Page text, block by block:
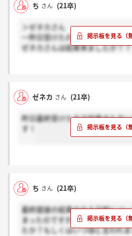
ち さん (21卒)
＞ゼネカさん
一昨日受けたのですがまだ来ませ
ゼネカさんは結果来ましたか？？
ゼネカ さん (21卒)
昨日最終受けた方で結果きた方
す！
ち さん (21卒)
最終面接の結果の出る日程につ
まったのですが、だいたい皆さ
たか？もしくはいつ頃と言われま